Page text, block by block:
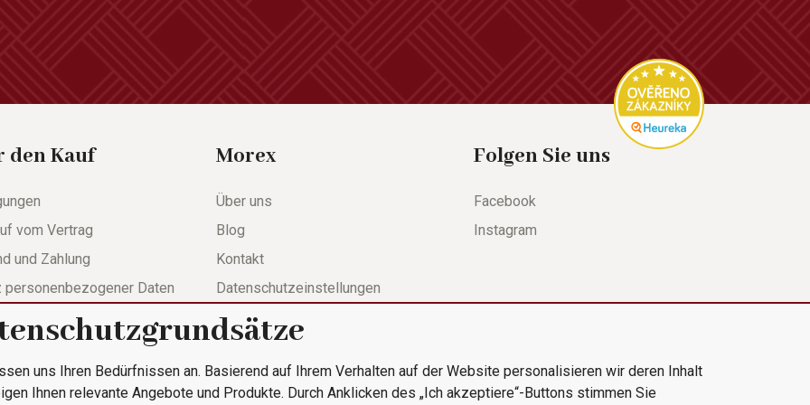
den Kauf
vom Vertrag
und Zahlung
personenbezogener Daten
Bestellung
Morex
Über uns
Blog
Kontakt
Datenschutzeinstellungen
Folgen Sie uns
Facebook
Instagram
uns Ihren Bedürfnissen an. Basierend auf Ihrem Verhalten auf der Website personalisieren wir deren Inhalt
Ihnen relevante Angebote und Produkte. Durch Anklicken des „Ich akzeptiere“-Buttons stimmen Sie